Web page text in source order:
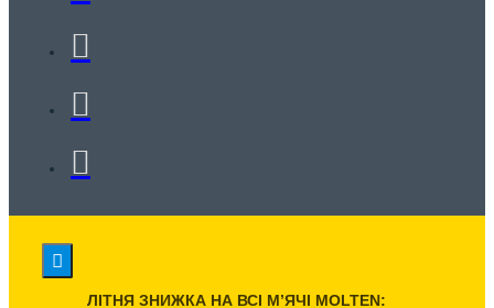
ЛІТНЯ ЗНИЖКА НА ВСІ МʼЯЧІ MOLTEN: